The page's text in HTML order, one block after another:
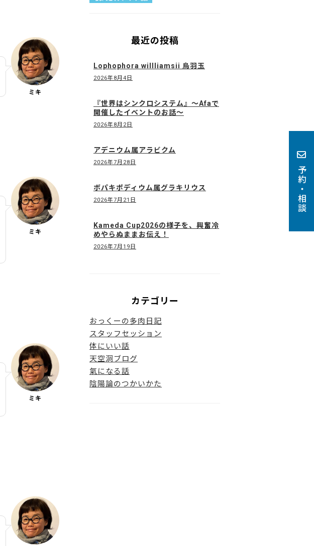
予約・相談
ミキ
ミキ
ミキ
最近の投稿
Lophophora willliamsii 烏羽玉
2026年8月4日
『世界はシンクロシステム』〜Afaで
開催したイベントのお話〜
2026年8月2日
アデニウム属アラビクム
2026年7月28日
ボパキポディウム属グラキリウス
2026年7月21日
Kameda Cup2026の様子を、興奮冷
めやらぬままお伝え！
2026年7月19日
カテゴリー
おっくーの多肉日記
スタッフセッション
体にいい話
天空洞ブログ
氣になる話
陰陽論のつかいかた